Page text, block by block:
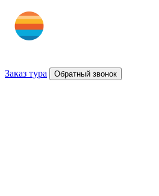
Заказ тура Обратный звонок